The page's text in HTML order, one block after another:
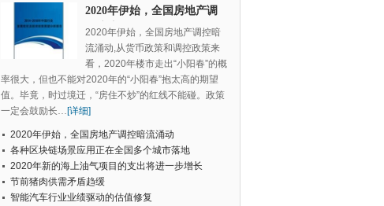
2020年伊始，全国房地产调
控暗流涌动
2020年伊始，全国房地产调控暗
流涌动,从货币政策和调控政策来
看，2020年楼市走出“小阳春”的概
率很大，但也不能对2020年的“小阳春”抱太高的期望
值。毕竟，时过境迁，“房住不炒”的红线不能碰。政策
一定会鼓励长…[详细]
2020年伊始，全国房地产调控暗流涌动
各种区块链场景应用正在全国多个城市落地
2020年新的海上油气项目的支出将进一步增长
节前猪肉供需矛盾趋缓
智能汽车行业业绩驱动的估值修复